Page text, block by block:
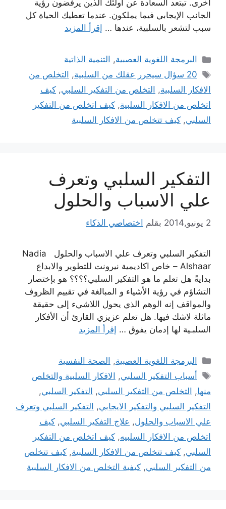
أُخرى. تبتعد السعادة عن أولئك الذين يرفضون رؤية
الجانب الإيجابي فيما يملكون. عندما تعطيك الحياة كل
سبب لتشعر بالسلبية، عندها … إقرأ المزيد
التصنيفات
البرمجة اللغوية العصبية, التنمية الذاتية
الوسوم
20 سؤال سيحرر عقلك من السلبية , التخلص من
الافكار السلبية, التخلص من التفكير السلبي, كيف
اتخلص من الافكار السلبية, كيف اتخلص من التفكير
السلبي, كيف تتخلص من الافكار السلبية
التفكير السلبي وتعرف
علي الاسباب والحلول
2 يونيو,2014 بقلم اختصاصي الذكاء
التفكير السلبي وتعرف علي الاسباب والحلول Nadia
Alshaar – خاص اكاديمية نيرونت للتطوير والابداع
بدايةً هل تعلم ما هو التفكير السلبي؟؟؟؟ هو بإختصار
التشاؤم في رؤية الأشياء و المبالغة في تقييم الظروف
والمواقف إنه الوهم الذي يحول اللاشيء إلى حقيقة
ماثلة لاشك فيها. هل تعلم عزيزي القارئ أن الأفكار
السلبـية لها إدمان يفوق … إقرأ المزيد
التصنيفات
البرمجة اللغوية العصبية, الصحة النفسية
الوسوم
أسباب التفكير السلبي, الافكار السلبية والتخلص
منها, التخلص من التفكير السلبي, التفكير السلبي,
التفكير السلبي والتفكير الايجابي, التفكير السلبي وتعرف
علي الاسباب والحلول, علاج التفكير السلبي, كيف
اتخلص من الافكار السلبيه, كيف اتخلص من التفكير
السلبي, كيف تتخلص من الافكار السلبية, كيف تتخلص
من التفكير السلبي, كيفية التخلص من الافكار السلبية